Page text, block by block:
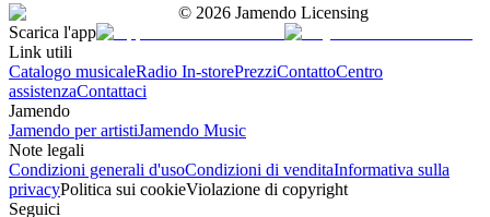
© 2026 Jamendo Licensing
Scarica l'app
Link utili
Catalogo musicaleRadio In-storePrezziContattoCentro
assistenzaContattaci
Jamendo
Jamendo per artistiJamendo Music
Note legali
Condizioni generali d'usoCondizioni di venditaInformativa sulla
privacyPolitica sui cookieViolazione di copyright
Seguici